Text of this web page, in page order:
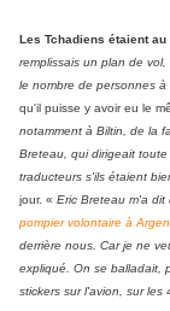
Les Tchadiens étaient
remplissais un plan de
le nombre de personnes
qu'il puisse y avoir eu le
notamment à Biltin, de la
Breteau, qui dirigeait
traducteurs s'ils étaient
jour. « Eric Breteau m'a dit
pompier volontaire à
derrière nous. Car je ne
expliqué. On se balladait,
stickers sur l'avion, sur les